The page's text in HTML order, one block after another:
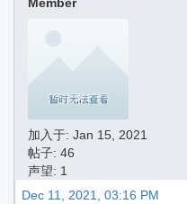
加入于: Jan 15, 2021
帖子: 46
声望: 1
Dec 11, 2021, 03:16 PM